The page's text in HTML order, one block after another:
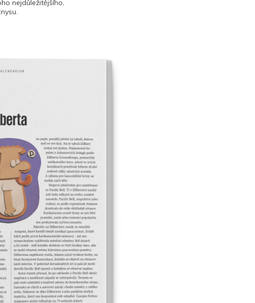
nejdůležitějšího,